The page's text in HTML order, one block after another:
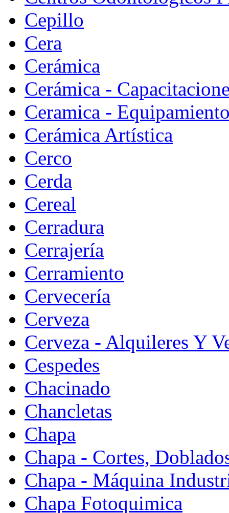
Cepillo
Cera
Cerámica
Cerámica -
Ceramica -
Cerámica Artística
Cerco
Cerda
Cereal
Cerradura
Cerrajería
Cerramiento
Cervecería
Cerveza
Cerveza - Alquileres Y
Cespedes
Chacinado
Chancletas
Chapa
Chapa - Cortes,
Chapa - Máquina
Chapa Fotoquimica